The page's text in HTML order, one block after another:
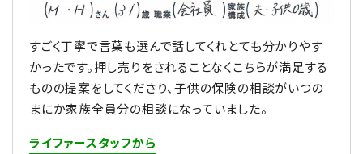
すごく丁寧で言葉も選んで話してくれとても分かりやす
かったです。押し売りをされることなくこちらが満足する
ものの提案をしてくださり、子供の保険の相談がいつの
まにか家族全員分の相談になっていました。
ライファースタッフから